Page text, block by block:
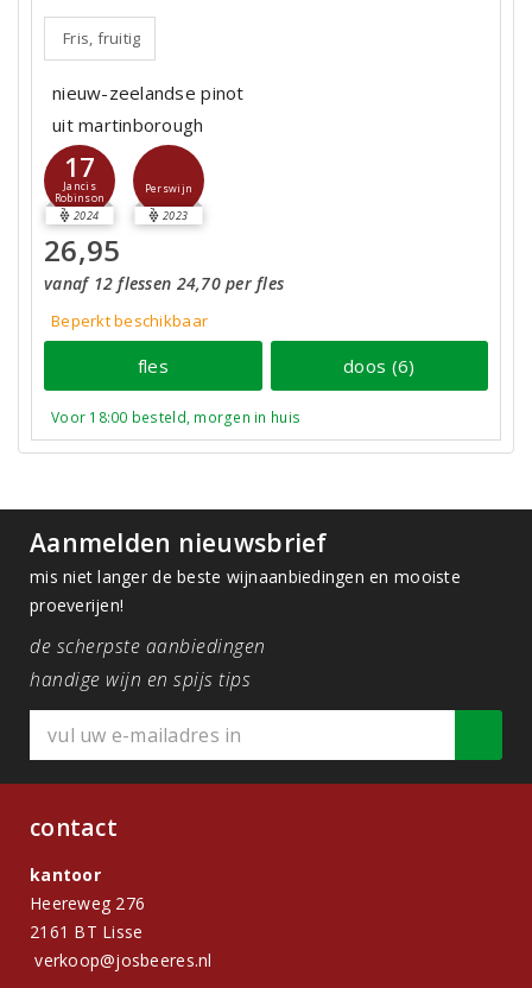
Fris, fruitig
nieuw-zeelandse pinot
uit martinborough
17
Jancis
Robinson
2024
Perswijn
2023
26,95
vanaf 12 flessen 24,70 per fles
Beperkt beschikbaar
fles doos (6)
Voor 18:00 besteld, morgen in huis
Aanmelden nieuwsbrief
mis niet langer de beste wijnaanbiedingen en mooiste
proeverijen!
de scherpste aanbiedingen
handige wijn en spijs tips
contact
kantoor
Heereweg 276
2161 BT Lisse
verkoop@josbeeres.nl